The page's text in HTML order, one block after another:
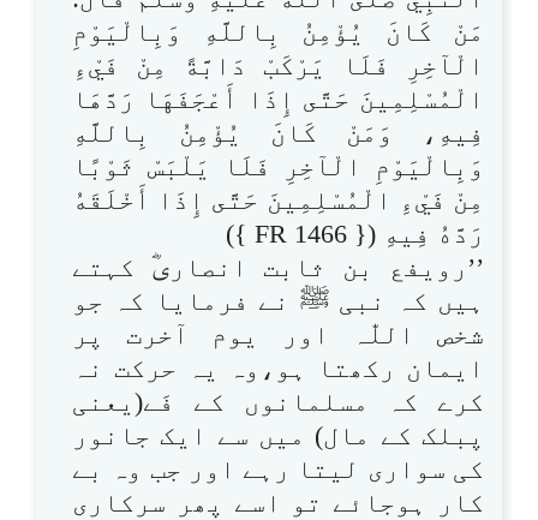
مَنْ كَانَ يُؤْمِنُ بِاللَّهِ وَبِالْيَوْمِ
الْآخِرِ فَلَا يَرْكَبْ دَابَّةً مِنْ فَيْءِ
الْمُسْلِمِينَ حَتَّى إِذَا أَعْجَفَهَا رَدَّهَا
فِيهِ، وَمَنْ كَانَ يُؤْمِنُ بِاللَّهِ
وَبِالْيَوْمِ الْآخِرِ فَلَا يَلْبَسْ ثَوْبًا
مِنْ فَيْءِ الْمُسْلِمِينَ حَتَّى إِذَا أَخْلَقَهُ
رَدَّهُ فِيهِ ({ FR 1466 })
’’رویفع بن ثابت انصاریؓ کہتے
ہیں کہ نبی ﷺ نے فرمایا کہ جو
شخص اللّٰہ اور یوم آخرت پر
ایمان رکھتا ہو،وہ یہ حرکت نہ
کرے کہ مسلمانوں کے فَے(یعنی
پبلک کے مال) میں سے ایک جانور
کی سواری لیتا رہے اور جب وہ بے
کار ہوجائے تو اسے پھر سرکاری